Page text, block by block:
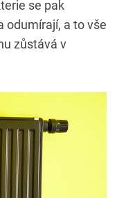
se pak
odumírají, a to vše
zůstává v